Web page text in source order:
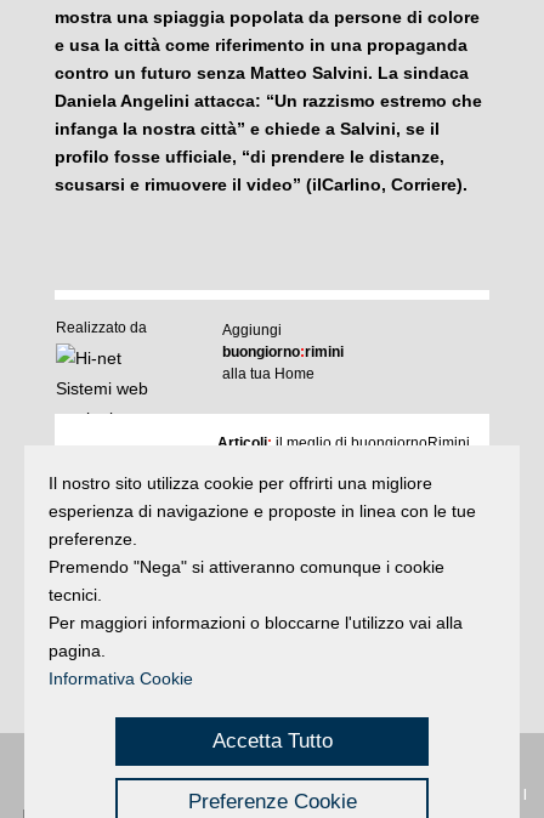
mostra una spiaggia popolata da persone di colore
e usa la città come riferimento in una propaganda
contro un futuro senza Matteo Salvini. La sindaca
Daniela Angelini attacca: “Un razzismo estremo che
infanga la nostra città” e chiede a Salvini, se il
profilo fosse ufficiale, “di prendere le distanze,
scusarsi e rimuovere il video” (ilCarlino, Corriere).
Realizzato da
Aggiungi
buongiorno:rimini
alla tua Home
Articoli
e rubriche I Articoli: il meglio di buongiornoRimini
Agenda
gli appuntamenti del giorno
Argomenti:la storia delle notizie
quasi un rotocalco
Iscrivitialla newsletter
é una testata registrata presso il Tribunale di
Rimini
|
Il nostro sito utilizza cookie per offrirti una migliore
esperienza di navigazione e proposte in linea con le tue
preferenze.
Premendo "Nega" si attiveranno comunque i cookie
tecnici.
Per maggiori informazioni o bloccarne l'utilizzo vai alla
pagina.
Informativa Cookie
Accetta Tutto
Preferenze Cookie